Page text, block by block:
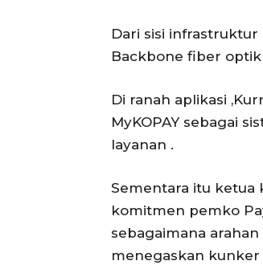
Dari sisi
Backbone fiber
Di ranah aplikasi
MyKOPAY sebagai
layanan .
Sementara itu ketua
komitmen pemko
sebagaimana
menegaskan